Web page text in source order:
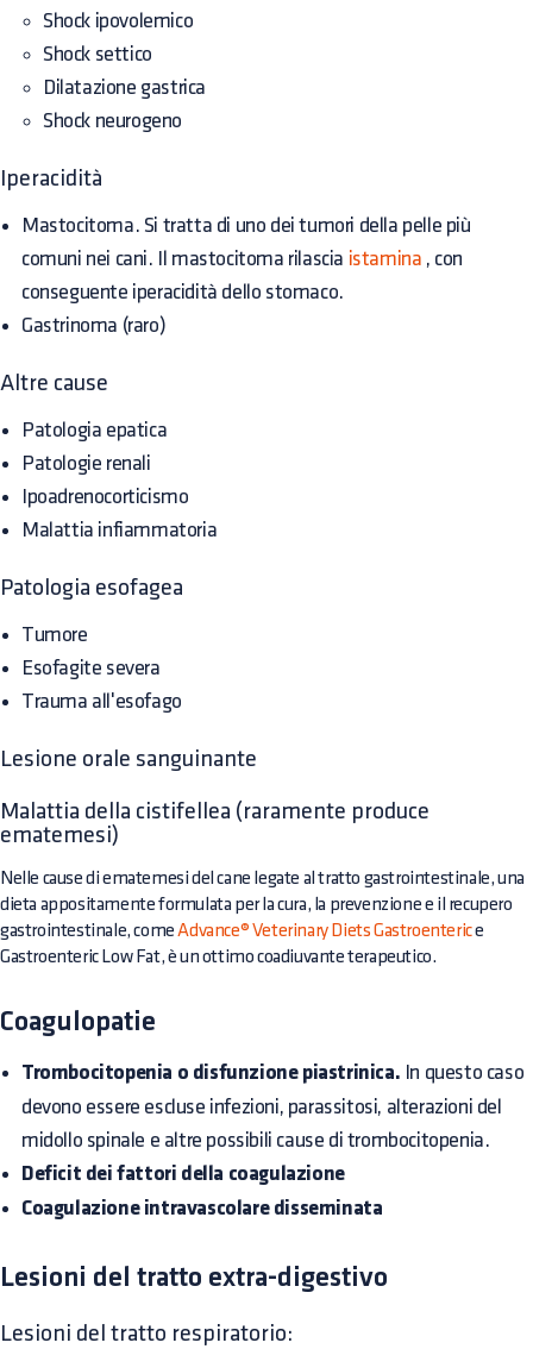
Shock ipovolemico
Shock settico
Dilatazione gastrica
Shock neurogeno
Iperacidità
Mastocitoma. Si tratta di uno dei tumori della pelle più
comuni nei cani. Il mastocitoma rilascia istamina , con
conseguente iperacidità dello stomaco.
Gastrinoma (raro)
Altre cause
Patologia epatica
Patologie renali
Ipoadrenocorticismo
Malattia infiammatoria
Patologia esofagea
Tumore
Esofagite severa
Trauma all'esofago
Lesione orale sanguinante
Malattia della cistifellea (raramente produce
ematemesi)
Nelle cause di ematemesi del cane legate al tratto gastrointestinale, una
dieta appositamente formulata per la cura, la prevenzione e il recupero
gastrointestinale, comeAdvance® Veterinary Diets Gastroenterice
Gastroenteric Low Fat, è un ottimo coadiuvante terapeutico.
Coagulopatie
Trombocitopenia o disfunzione piastrinica. In questo caso
devono essere escluse infezioni, parassitosi, alterazioni del
midollo spinale e altre possibili cause di trombocitopenia.
Deficit dei fattori della coagulazione
Coagulazione intravascolare disseminata
Lesioni del tratto extra-digestivo
Lesioni del tratto respiratorio: